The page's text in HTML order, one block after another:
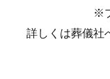
※
詳しくは葬儀社